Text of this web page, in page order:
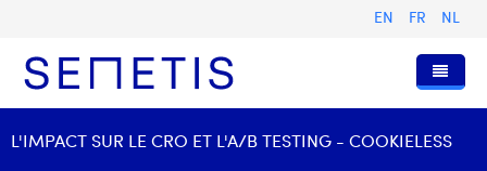
EN FR NL
L'IMPACT SUR LE CRO ET L'A/B TESTING - COOKIELESS